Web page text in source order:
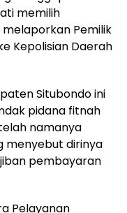
memilih
Pemilik
Kepolisian Daerah
Situbondo ini
pidana fitnah
namanya
menyebut dirinya
pembayaran
Pelayanan